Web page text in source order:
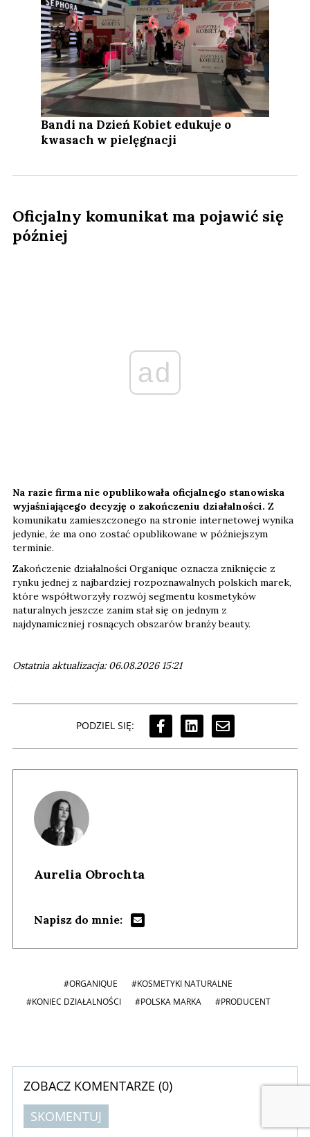
Bandi na Dzień Kobiet edukuje o
kwasach w pielęgnacji
Oficjalny komunikat ma pojawić się
później
ad
Na razie firma nie opublikowała oficjalnego stanowiska
wyjaśniającego decyzję o zakończeniu działalności. Z
komunikatu zamieszczonego na stronie internetowej wynika
jedynie, że ma ono zostać opublikowane w późniejszym
terminie.
Zakończenie działalności Organique oznacza zniknięcie z
rynku jednej z najbardziej rozpoznawalnych polskich marek,
które współtworzyły rozwój segmentu kosmetyków
naturalnych jeszcze zanim stał się on jednym z
najdynamiczniej rosnących obszarów branży beauty.
Ostatnia aktualizacja: 06.08.2026 15:21
PODZIEL SIĘ:
Aurelia Obrochta
Napisz do mnie:
#ORGANIQUE
#KOSMETYKI NATURALNE
#KONIEC DZIAŁALNOŚCI
#POLSKA MARKA #PRODUCENT
ZOBACZ KOMENTARZE (0)
SKOMENTUJ